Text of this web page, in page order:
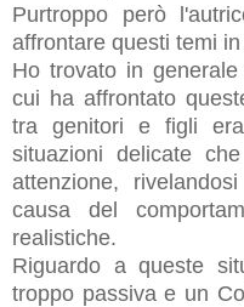
Purtroppo però
affrontare questi temi
Ho trovato in
cui ha affrontato
tra genitori e figli
situazioni delicate
attenzione,
causa del
realistiche.
Riguardo a queste
troppo passiva e un